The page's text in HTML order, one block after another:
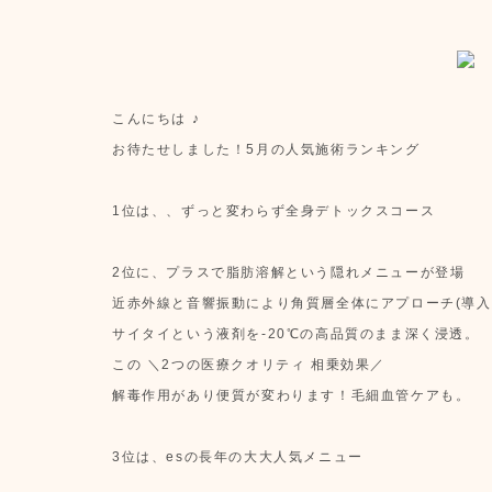
こんにちは ♪
お待たせしました！5月の人気施術ランキング
1位は、、ずっと変わらず全身デトックスコース
2位に、プラスで脂肪溶解という隠れメニューが登場
近赤外線と音響振動により角質層全体にアプローチ(導
サイタイという液剤を-20℃の高品質のまま深く浸透。
この ＼2つの医療クオリティ 相乗効果／
解毒作用があり便質が変わります！毛細血管ケアも。
3位は、esの長年の大大人気メニュー